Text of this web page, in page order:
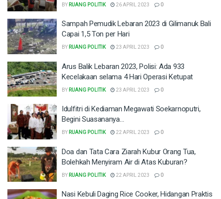
BY RUANG POLITIK 26 APRIL 2023 0
Sampah Pemudik Lebaran 2023 di Gilimanuk Bali
Capai 1,5 Ton per Hari
BY RUANG POLITIK 23 APRIL 2023 0
Arus Balik Lebaran 2023, Polisi: Ada 933
Kecelakaan selama 4 Hari Operasi Ketupat
BY RUANG POLITIK 23 APRIL 2023 0
Idulfitri di Kediaman Megawati Soekarnoputri,
Begini Suasananya…
BY RUANG POLITIK 22 APRIL 2023 0
Doa dan Tata Cara Ziarah Kubur Orang Tua,
Bolehkah Menyiram Air di Atas Kuburan?
BY RUANG POLITIK 22 APRIL 2023 0
Nasi Kebuli Daging Rice Cooker, Hidangan Praktis